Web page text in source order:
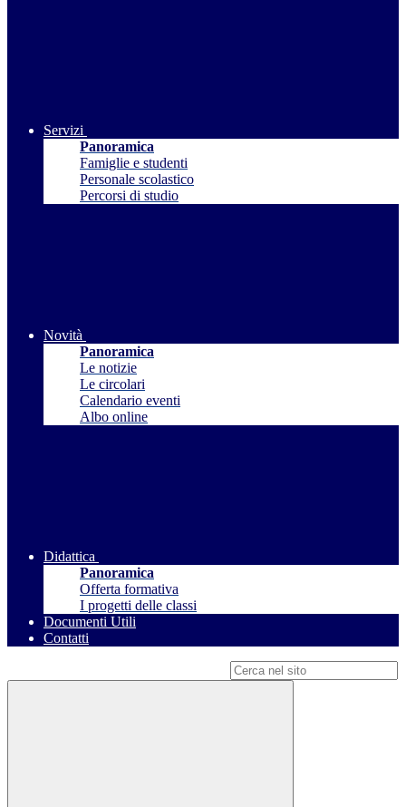
Servizi
Panoramica
Famiglie e studenti
Personale scolastico
Percorsi di studio
Novità
Panoramica
Le notizie
Le circolari
Calendario eventi
Albo online
Didattica
Panoramica
Offerta formativa
I progetti delle classi
Documenti Utili
Contatti